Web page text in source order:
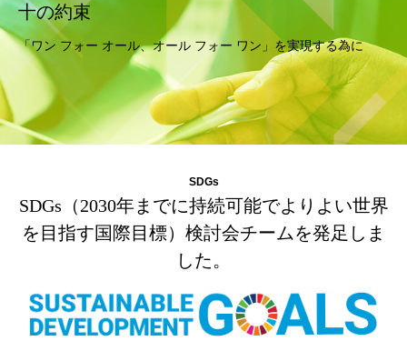
十の約束
「ワン フォー オール、オール フォー ワン」を実現する為に
SDGs
SDGs（2030年までに持続可能でよりよい世界
を目指す国際目標）検討会チームを発足しま
した。